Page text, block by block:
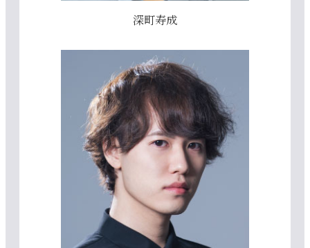
深町寿成